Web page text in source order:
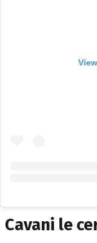
Cavani le